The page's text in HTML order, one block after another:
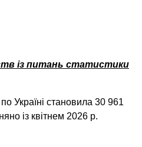
із питань статистики
Україні становила 30 961
із квітнем 2026 р.